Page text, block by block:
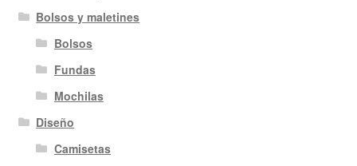
Bolsos y maletines
Bolsos
Fundas
Mochilas
Diseño
Camisetas